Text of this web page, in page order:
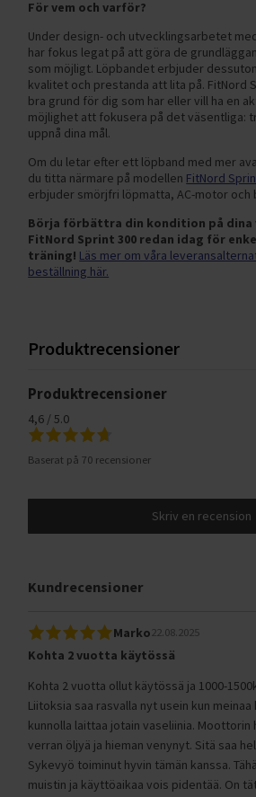
För vem och varför?
Under design- och utvecklingsarbetet
har fokus legat på att göra de
som möjligt. Löpbandet erbjuder
kvalitet och prestanda att lita på. FitNord
bra grund för dig som har eller vill ha en
möjlighet att fokusera på det väsentliga:
uppnå dina mål.
Om du letar efter ett löpband med mer
du titta närmare på modellen FitNord
erbjuder smörjfri löpmatta, AC-motor och
Börja förbättra din kondition på
FitNord Sprint 300 redan idag för
träning! Läs mer om våra
beställning här.
Produktrecensioner
Produktrecensioner
4,6 / 5.0
Baserat på 70 recensioner
Skriv en recension
Kundrecensioner
Marko 22.08.2025
Kohta 2 vuotta käytössä
Kohta 2 vuotta ollut käytössä ja 1000-
Liitoksia saa rasvalla nyt usein kun
kunnolla laittaa jotain vaseliinia. Moottorin
verran öljyä ja hieman venynyt. Sitä saa
Sykevyö toiminut hyvin tämän kanssa.
muistin ja käyttöaikaa vois pidentää. On